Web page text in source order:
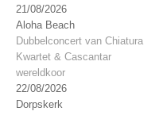
21/08/2026
Aloha Beach
Dubbelconcert van Chiatura
Kwartet & Cascantar
wereldkoor
22/08/2026
Dorpskerk